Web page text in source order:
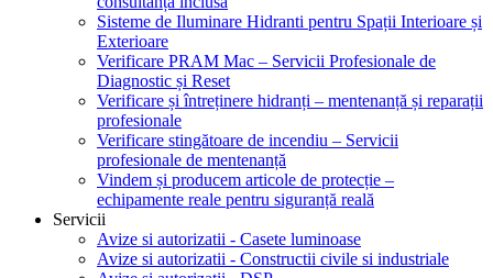
Sisteme de Iluminare Hidranti pentru Spații Interioare și
Exterioare
Verificare PRAM Mac – Servicii Profesionale de
Diagnostic și Reset
Verificare și întreținere hidranți – mentenanță și reparații
profesionale
Verificare stingătoare de incendiu – Servicii
profesionale de mentenanță
Vindem și producem articole de protecție –
echipamente reale pentru siguranță reală
Servicii
Avize si autorizatii - Casete luminoase
Avize si autorizatii - Constructii civile si industriale